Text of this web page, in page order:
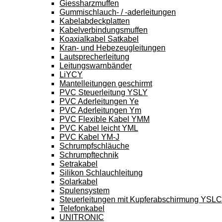
Giessharzmuffen
Gummischlauch- / -aderleitungen
Kabelabdeckplatten
Kabelverbindungsmuffen
Koaxialkabel Satkabel
Kran- und Hebezeugleitungen
Lautsprecherleitung
Leitungswarnbänder
LiYCY
Mantelleitungen geschirmt
PVC Steuerleitung YSLY
PVC Aderleitungen Ye
PVC Aderleitungen Ym
PVC Flexible Kabel YMM
PVC Kabel leicht YML
PVC Kabel YM-J
Schrumpfschläuche
Schrumpftechnik
Setrakabel
Silikon Schlauchleitung
Solarkabel
Spulensystem
Steuerleitungen mit Kupferabschirmung
Telefonkabel
UNITRONIC